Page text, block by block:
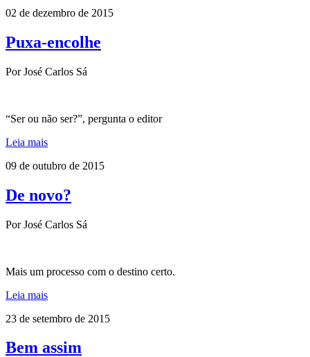
02 de dezembro de 2015
Puxa-encolhe
Por José Carlos Sá
“Ser ou não ser?”, pergunta o editor
Leia mais
09 de outubro de 2015
De novo?
Por José Carlos Sá
Mais um processo com o destino certo.
Leia mais
23 de setembro de 2015
Bem assim